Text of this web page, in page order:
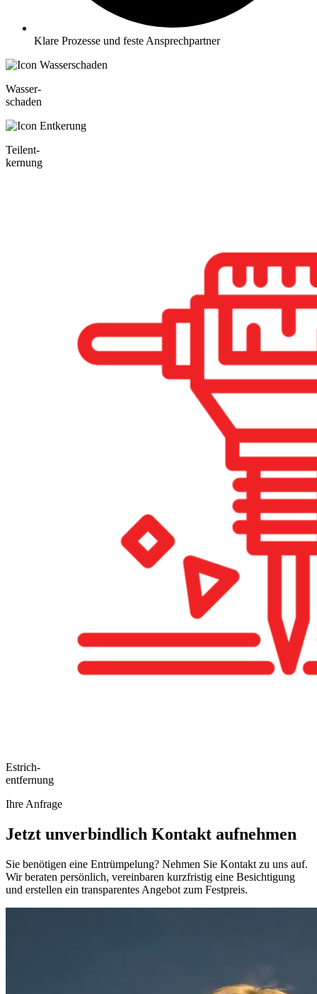
Klare Prozesse und feste Ansprechpartner
Wasser-
schaden
Teilent-
kernung
Estrich-
entfernung
Ihre Anfrage
Jetzt unverbindlich Kontakt aufnehmen
Sie benötigen eine Entrümpelung? Nehmen Sie Kontakt zu uns auf.
Wir beraten persönlich, vereinbaren kurzfristig eine Besichtigung
und erstellen ein transparentes Angebot zum Festpreis.